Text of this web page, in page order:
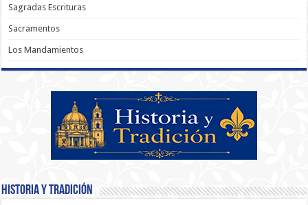
Sagradas Escrituras
Sacramentos
Los Mandamientos
Historia y Tradición